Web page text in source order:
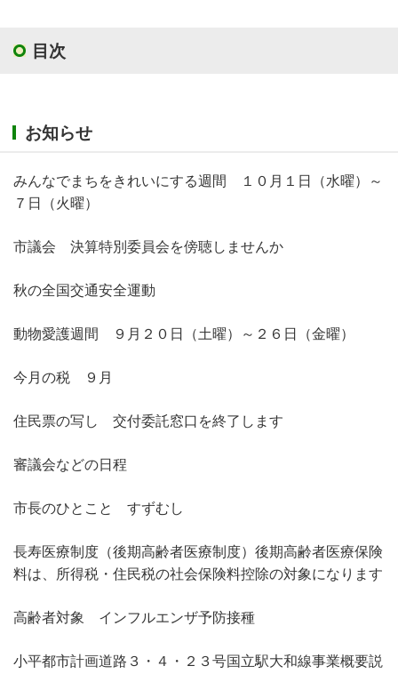
目次
お知らせ
みんなでまちをきれいにする週間 １０月１日（水曜）～
７日（火曜）
市議会 決算特別委員会を傍聴しませんか
秋の全国交通安全運動
動物愛護週間 ９月２０日（土曜）～２６日（金曜）
今月の税 ９月
住民票の写し 交付委託窓口を終了します
審議会などの日程
市長のひとこと すずむし
長寿医療制度（後期高齢者医療制度）後期高齢者医療保険
料は、所得税・住民税の社会保険料控除の対象になります
高齢者対象 インフルエンザ予防接種
小平都市計画道路３・４・２３号国立駅大和線事業概要説